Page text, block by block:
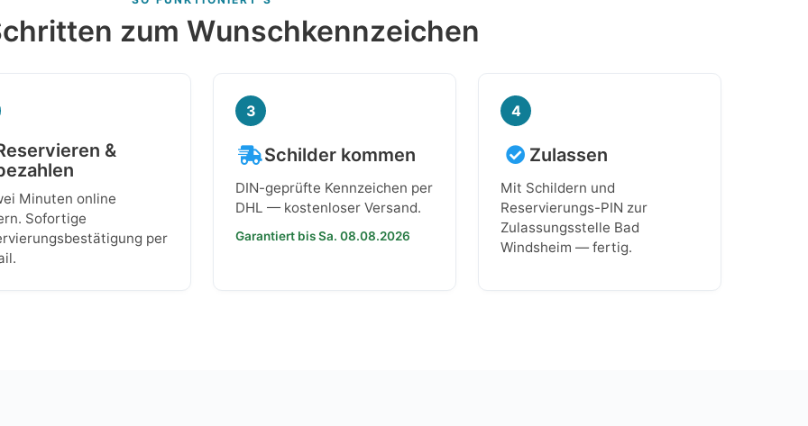
zum Wunschkennzeichen
&
Minuten online
Sofortige
per
3
Schilder kommen
DIN-geprüfte Kennzeichen per
DHL — kostenloser Versand.
Garantiert bis Sa. 08.08.2026
4
Zulassen
Mit Schildern und
Reservierungs-PIN zur
Zulassungsstelle Bad
Windsheim — fertig.